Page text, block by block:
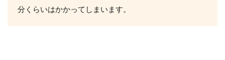
分くらいはかかってしまいます。